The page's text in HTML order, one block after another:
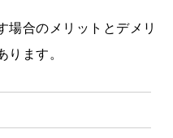
場合のメリットとデメリ
ります。